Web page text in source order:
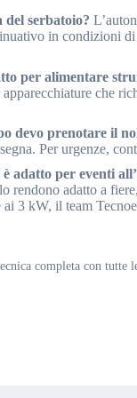
del serbatoio?
in condizioni
per alimentare
apparecchiature che
devo prenotare il
Per urgenze,
adatto per eventi
rendono adatto a
ai 3 kW, il team
completa con tutte